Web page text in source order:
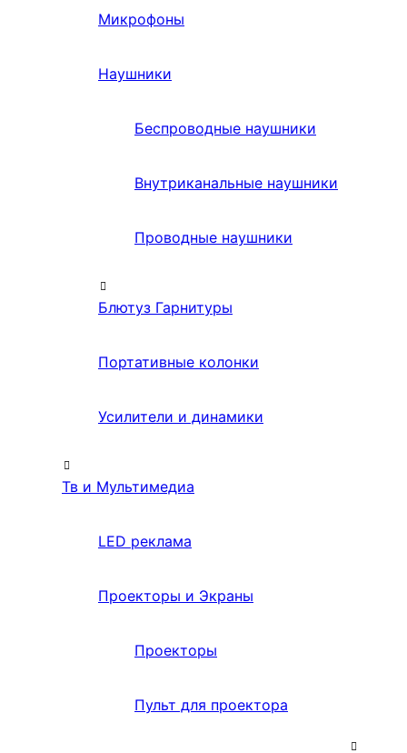
Микрофоны
Наушники
Беспроводные наушники
Внутриканальные наушники
Проводные наушники
Блютуз Гарнитуры
Портативные колонки
Усилители и динамики
Тв и Мультимедиа
LED реклама
Проекторы и Экраны
Проекторы
Пульт для проектора